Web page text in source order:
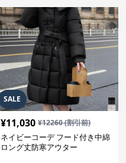
SALE
¥11,030 ¥12260(割引前)
ネイビーコーデ フード付き中綿
ロング丈防寒アウター